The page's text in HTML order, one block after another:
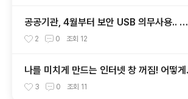
공공기관, 4월부터 보안 USB 의무사용.. 보
안 USB에 대해 알아봅시다
2 0 조회 12
나를 미치게 만드는 인터넷 창 꺼짐! 어떻게
해결할까?
3 0 조회 11